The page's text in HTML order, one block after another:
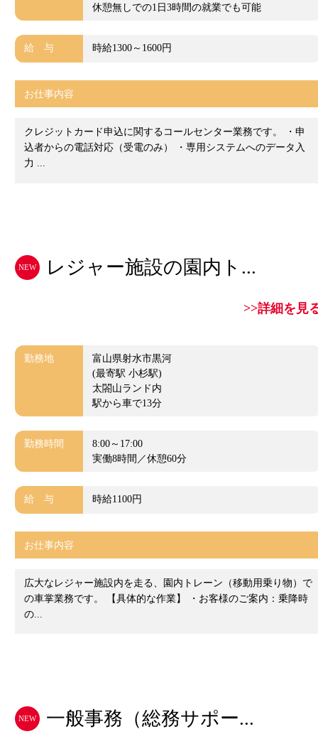
休憩無しでの1日3時間の就業でも可能
給 与 時給1300～1600円
お仕事内容
クレジットカード申込に関するコールセンター業務です。 ・申
込者からの電話対応（受電のみ） ・専用システムへのデータ入
力 ...
NEW レジャー施設の園内ト...
>>詳細を見
勤務地
富山県射水市黒河
(最寄駅 小杉駅)
太閤山ランド内
駅から車で13分
勤務時間
8:00～17:00
実働8時間／休憩60分
給 与 時給1100円
お仕事内容
広大なレジャー施設内を走る、園内トレーン（移動用乗り物）で
の車掌業務です。 【具体的な作業】 ・お客様のご案内：乗降時
の...
NEW 一般事務（総務サポー...